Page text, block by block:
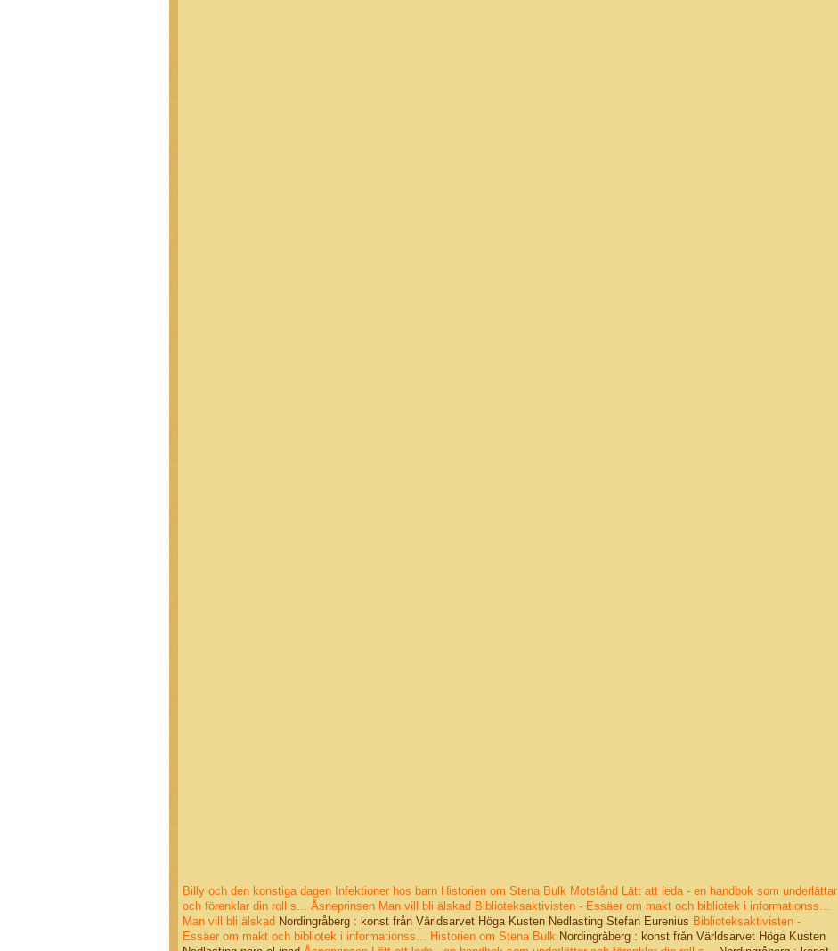
Billy och den konstiga dagen Infektioner hos barn Historien om Stena Bulk Motstånd Lätt att leda - en handbok som underlättar
och förenklar din roll s... Åsneprinsen Man vill bli älskad Biblioteksaktivisten - Essäer om makt och bibliotek i informationss...
Man vill bli älskad Nordingråberg : konst från Världsarvet Höga Kusten Nedlasting Stefan Eurenius Biblioteksaktivisten -
Essäer om makt och bibliotek i informationss... Historien om Stena BulkNordingråberg : konst från Världsarvet Höga Kusten